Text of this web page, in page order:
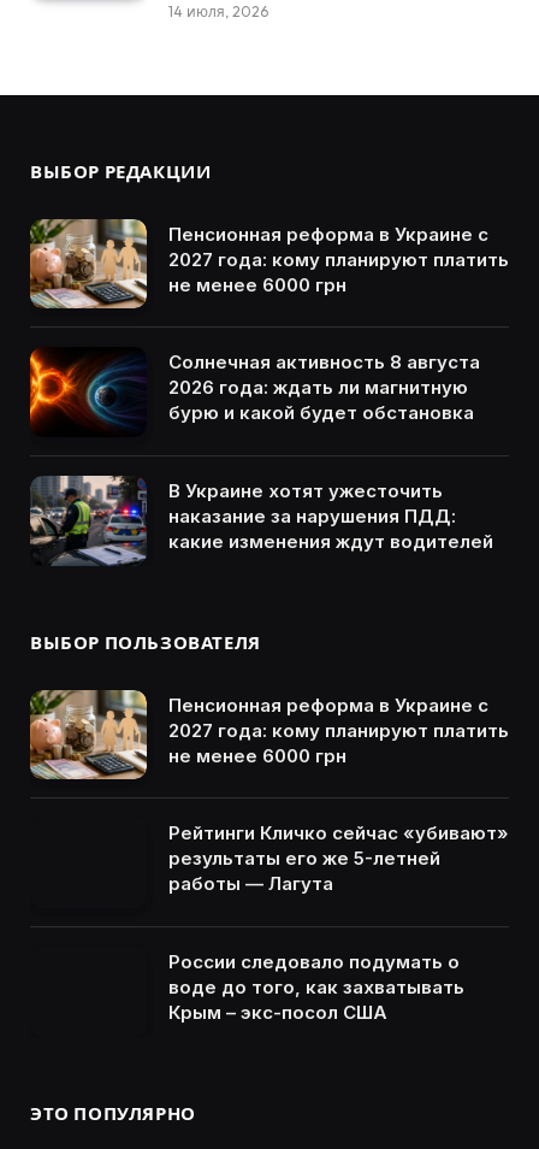
14 июля, 2026
ВЫБОР РЕДАКЦИИ
Пенсионная реформа в Украине с
2027 года: кому планируют платить
не менее 6000 грн
Солнечная активность 8 августа
2026 года: ждать ли магнитную
бурю и какой будет обстановка
В Украине хотят ужесточить
наказание за нарушения ПДД:
какие изменения ждут водителей
ВЫБОР ПОЛЬЗОВАТЕЛЯ
Пенсионная реформа в Украине с
2027 года: кому планируют платить
не менее 6000 грн
Рейтинги Кличко сейчас «убивают»
результаты его же 5-летней
работы — Лагута
России следовало подумать о
воде до того, как захватывать
Крым – экс-посол США
ЭТО ПОПУЛЯРНО